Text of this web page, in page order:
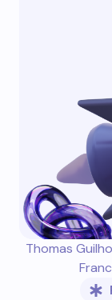
Thomas